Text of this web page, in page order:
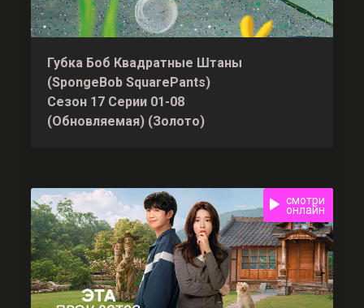
Губка Боб Квадратные Штаны
(SpongeBob SquarePants)
Сезон 17 Серии 01-08
(Обновляемая) (Золото)
смотри
онлайн